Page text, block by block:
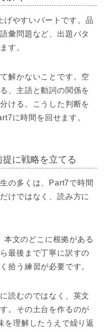
げやすいパートです。品
彙問題など、出題パタ
す。
解かないことです。空
、主語と動詞の関係を
ける。こうした判断を
に時間を回せます。
に戦略を立てる
の多くは、Part7で時間
けではなく、読み方に
本文のどこに根拠がある
最後まで丁寧に訳すの
拾う練習が必要です。
読むのではなく、英文
。その土台を作るのが
を理解したうえで繰り返